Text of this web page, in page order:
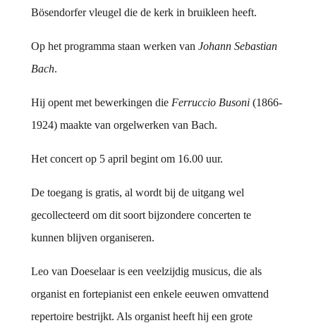
Bösendorfer vleugel die de kerk in bruikleen heeft.
Op het programma staan werken van Johann Sebastian
Bach.
Hij opent met bewerkingen die Ferruccio Busoni(1866-
1924) maakte van orgelwerken van Bach.
Het concert op 5 april begint om 16.00 uur.
De toegang is gratis, al wordt bij de uitgang wel
gecollecteerd om dit soort bijzondere concerten te
kunnen blijven organiseren.
Leo van Doeselaar is een veelzijdig musicus, die als
organist en fortepianist een enkele eeuwen omvattend
repertoire bestrijkt. Als organist heeft hij een grote